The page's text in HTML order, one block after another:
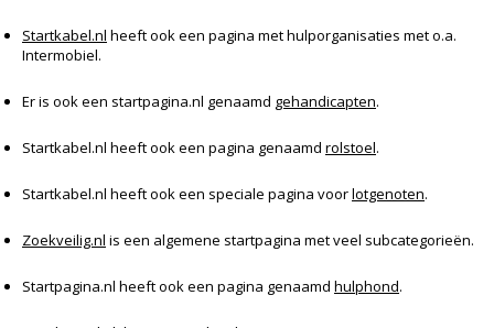
Startkabel.nl heeft ook een pagina met hulporganisaties met o.a.
Intermobiel.
Er is ook een startpagina.nl genaamd gehandicapten.
Startkabel.nl heeft ook een pagina genaamd rolstoel.
Startkabel.nl heeft ook een speciale pagina voorlotgenoten.
Zoekveilig.nl is een algemene startpagina met veel subcategorieën.
Startpagina.nl heeft ook een pagina genaamd hulphond.